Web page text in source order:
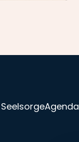
SeelsorgeAgenda